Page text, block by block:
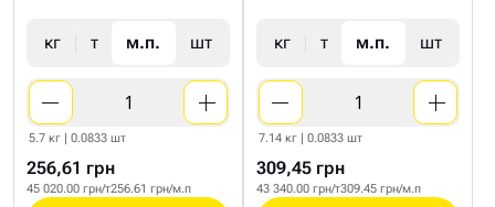
кг т м.п. шт
5.7 кг | 0.0833 шт
256,61 грн
45 020.00 грн/т256.61 грн/м.п
кг т м.п. шт
7.14 кг | 0.0833 шт
309,45 грн
43 340.00 грн/т309.45 грн/м.п